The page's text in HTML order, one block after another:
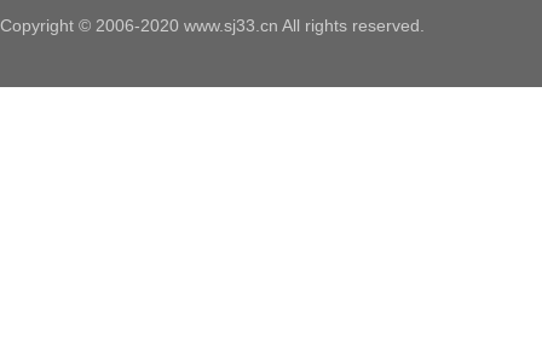
Copyright © 2006-2020 www.sj33.cn All rights reserved.